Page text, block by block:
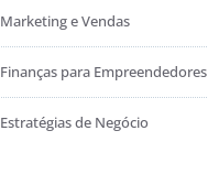
Marketing e Vendas
Finanças para Empreendedores
Estratégias de Negócio